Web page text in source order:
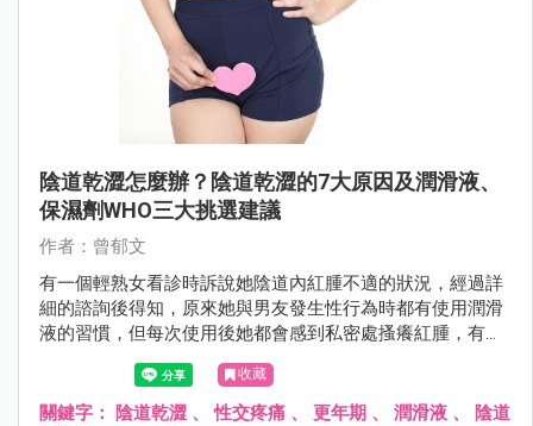
陰道乾澀怎麼辦？陰道乾澀的7大原因及潤滑液、
保濕劑WHO三大挑選建議
作者：曾郁文
有一個輕熟女看診時訴說她陰道內紅腫不適的狀況，經過詳
細的諮詢後得知，原來她與男友發生性行為時都有使用潤滑
液的習慣，但每次使用後她都會感到私密處搔癢紅腫，有一
點感覺像是「過敏」的感覺。
收藏
關鍵字： 陰道乾澀 、性交疼痛 、 更年期 、 潤滑液 、
陰道